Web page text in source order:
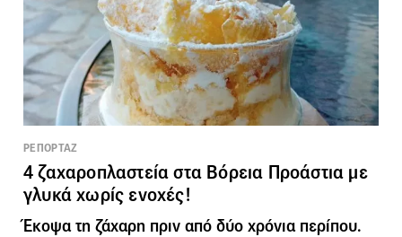
ΡΕΠΟΡΤΑΖ
4 ζαχαροπλαστεία στα Βόρεια Προάστια με
γλυκά χωρίς ενοχές!
Έκοψα τη ζάχαρη πριν από δύο χρόνια περίπου.